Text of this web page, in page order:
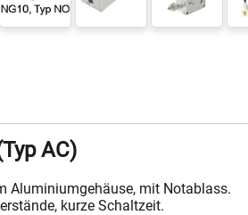
AC)
Aluminiumgehäuse, mit Notablass.
kurze Schaltzeit.